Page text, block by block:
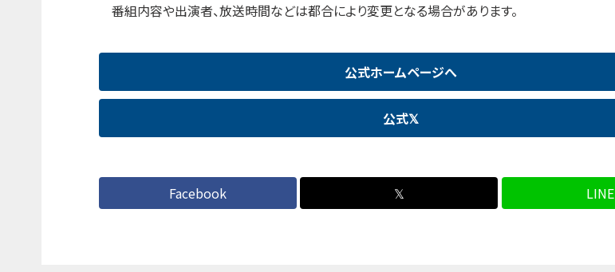
番組内容や出演者、放送時間などは都合により変更となる場合があります。
公式ホームページへ
公式𝕏
Facebook 𝕏 LINE